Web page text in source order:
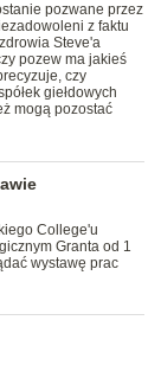
pozwane przez
z faktu
Steve'a
pozew ma jakieś
czy
giełdowych
mogą pozostać
College'u
Granta od 1
wystawę prac